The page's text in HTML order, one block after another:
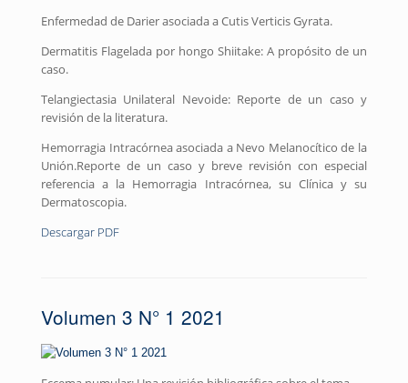
Enfermedad de Darier asociada a Cutis Verticis Gyrata.
Dermatitis Flagelada por hongo Shiitake: A propósito de un
caso.
Telangiectasia Unilateral Nevoide: Reporte de un caso y
revisión de la literatura.
Hemorragia Intracórnea asociada a Nevo Melanocítico de la
Unión.Reporte de un caso y breve revisión con especial
referencia a la Hemorragia Intracórnea, su Clínica y su
Dermatoscopia.
Descargar PDF
Volumen 3 N° 1 2021